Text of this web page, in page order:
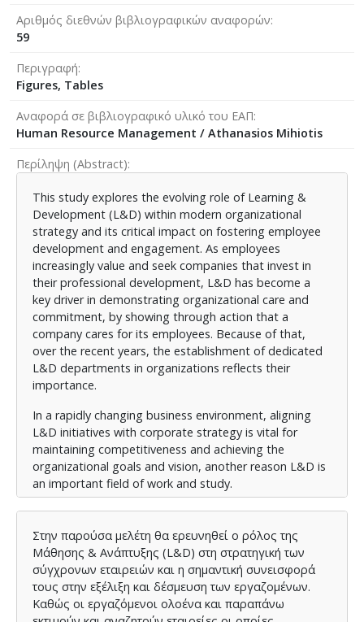
Αριθμός διεθνών βιβλιογραφικών αναφορών
59
Περιγραφή
Figures, Tables
Αναφορά σε βιβλιογραφικό υλικό του ΕΑΠ
Human Resource Management / Athanasios Mihiotis
Περίληψη (Abstract)
This study explores the evolving role of Learning &
Development (L&D) within modern organizational
strategy and its critical impact on fostering employee
development and engagement. As employees
increasingly value and seek companies that invest in
their professional development, L&D has become a
key driver in demonstrating organizational care and
commitment, by showing through action that a
company cares for its employees. Because of that,
over the recent years, the establishment of dedicated
L&D departments in organizations reflects their
importance.
In a rapidly changing business environment, aligning
L&D initiatives with corporate strategy is vital for
maintaining competitiveness and achieving the
organizational goals and vision, another reason L&D is
an important field of work and study.
Primary research, including surveys and interviews with
L&D professionals, provide valuable insights into the
practical applications and challenges of L&D today.
This research highlights the critical role L&D plays in
fostering innovation, improving employee
engagement, and achieving long-term business
success. This topic is significant because it highlights
Στην παρούσα μελέτη θα ερευνηθεί ο ρόλος της
Μάθησης & Ανάπτυξης (L&D) στη στρατηγική των
σύγχρονων εταιρειών και η σημαντική συνεισφορά
τους στην εξέλιξη και δέσμευση των εργαζομένων.
Καθώς οι εργαζόμενοι ολοένα και παραπάνω